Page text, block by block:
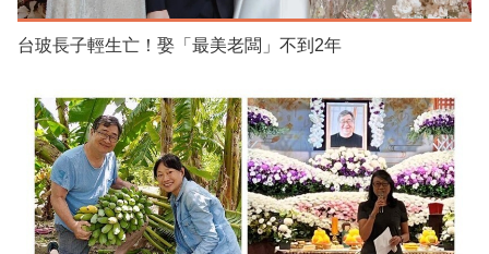
台玻長子輕生亡！娶「最美老闆」不到2年